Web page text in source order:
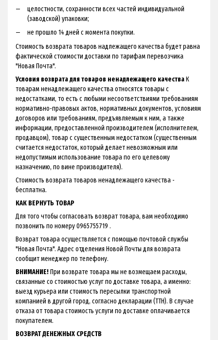
целостности, сохранности всех частей индивидуальной
(заводской) упаковки;
не прошло 14 дней с момента покупки.
Стоимость возврата товаров надлежащего качества будет равна
фактической стоимости доставки по тарифам перевозчика
"Новая Почта".
Условия возврата для товаров ненадлежащего качестваК
товарам ненадлежащего качества относятся товары с
недостатками, то есть с любыми несоответствиями требованиям
нормативно-правовых актов, нормативных документов, условиям
договоров или требованиям, предъявляемым к ним, а также
информации, предоставленной производителем (исполнителем,
продавцом), товар с существенным недостатком (существенным
считается недостаток, который делает невозможным или
недопустимым использование товара по его целевому
назначению, по вине производителя).
Стоимость возврата товаров ненадлежащего качества -
бесплатна.
КАК ВЕРНУТЬ ТОВАР
Для того чтобы согласовать возврат товара, вам необходимо
позвонить по номеру 0965755719 .
Возврат товара осуществляется с помощью почтовой службы
"Новая Почта". Адрес отделения Новой Почты для возврата
сообщит менеджер по телефону.
ВНИМАНИЕ!При возврате товара мы не возмещаем расходы,
связанные со стоимостью услуг по доставке товара, а именно:
выезд курьера или стоимость пересылки транспортной
компанией в другой город, согласно декларации (ТТН). В случае
отказа от товара стоимость услуги по доставке оплачивается
покупателем.
ВОЗВРАТ ДЕНЕЖНЫХ СРЕДСТВ